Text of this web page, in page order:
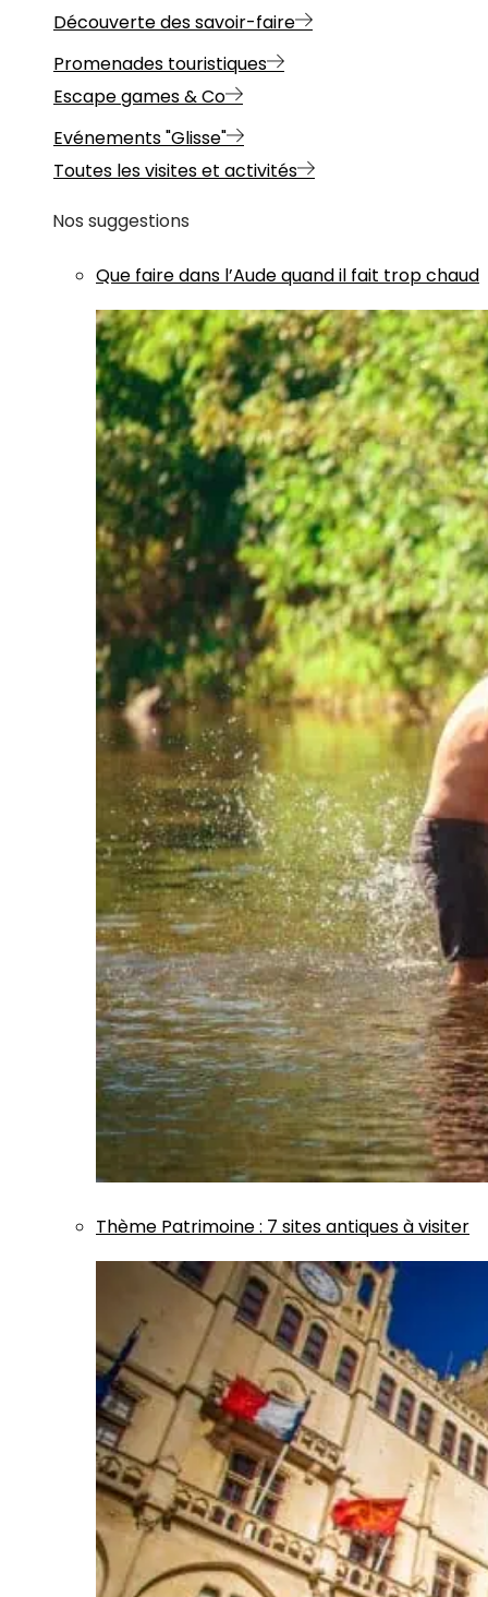
Découverte des savoir-faire
Promenades touristiques
Escape games & Co
Evénements "Glisse"
Toutes les visites et activités
Nos suggestions
Que faire dans l’Aude quand il fait trop chaud
Thème Patrimoine: 7 sites antiques à visiter